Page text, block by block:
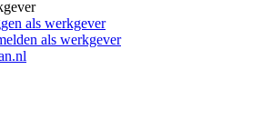
als werkgever
als werkgever